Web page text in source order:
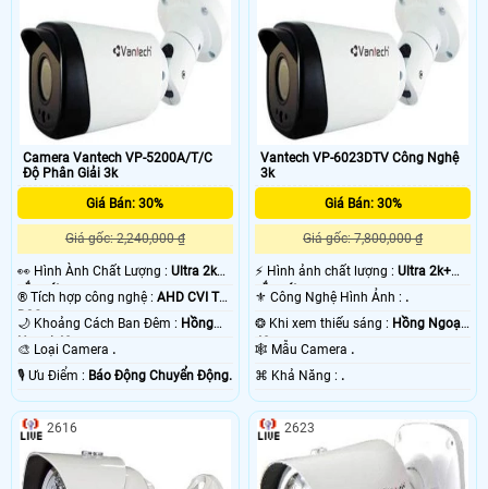
Camera Vantech VP-5200A/T/C
Độ Phân Giải 3k
Giá Bán: 30%
Giá gốc: 2,240,000 ₫
️👀 Hình Ành Chất Lượng : Ultra 2k+
sắc nét .
®️ Tích hợp công nghệ : AHD CVI TVI
BCS.
🌙 Khoảng Cách Ban Đêm : Hồng
Ngoại 40m .
🎨 Loại Camera .
️🎙 Ưu Điểm : Báo Động Chuyển Động.
Vantech VP-6023DTV Công Nghệ
3k
Giá Bán: 30%
Giá gốc: 7,800,000 ₫
️⚡ Hình ảnh chất lượng :Ultra 2k+
sắc nét .
⚜️ Công Nghệ Hình Ảnh : .
❂ Khi xem thiếu sáng : Hồng Ngoại
40m .🕸️ Mẫu Camera .
️⌘ Khả Năng : .
2616 2623